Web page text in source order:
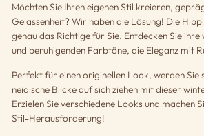
Möchten Sie Ihren eigenen Stil kreieren,
Gelassenheit? Wir haben die Lösung! Die
genau das Richtige für Sie. Entdecken Sie
und beruhigenden Farbtöne, die Eleganz mit
Perfekt für einen originellen Look, werden Sie
neidische Blicke auf sich ziehen mit dieser
Erzielen Sie verschiedene Looks und machen
Stil-Herausforderung!